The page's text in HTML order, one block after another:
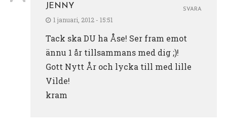
JENNY
1 januari, 2012 - 15:51
Tack ska DU ha Åse! Ser fram emot
ännu 1 år tillsammans med dig ;)!
Gott Nytt År och lycka till med lille
Vilde!
kram
SVARA